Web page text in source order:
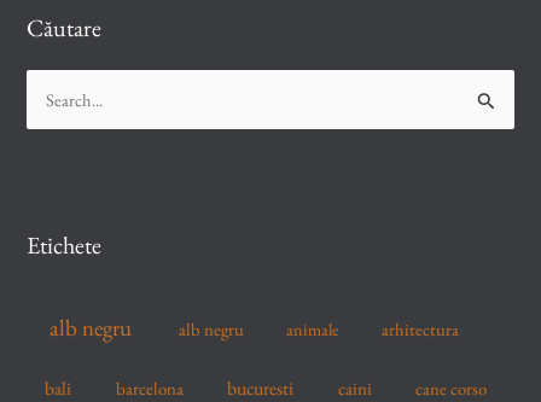
Căutare
e
h
Etichete
alb negru alb negru animale arhitectura
bali barcelona bucuresti caini cane corso